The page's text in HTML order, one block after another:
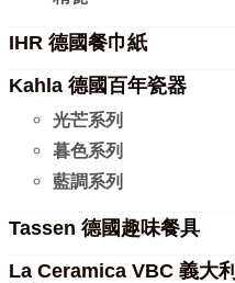
IHR 德國餐巾紙
Kahla 德國百年瓷器
光芒系列
暮色系列
藍調系列
Tassen 德國趣味餐具
La Ceramica VBC 義大利